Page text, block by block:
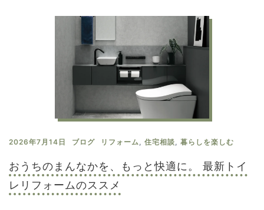
2026年7月14日 ブログ リフォーム, 住宅相談, 暮らしを楽しむ
おうちのまんなかを、もっと快適に。 最新トイ
レリフォームのススメ